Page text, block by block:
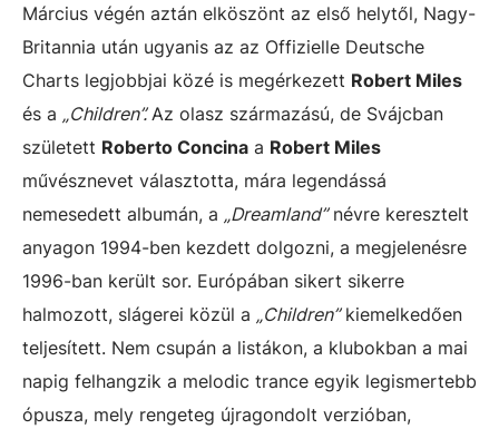
Március végén aztán elköszönt az első helytől, Nagy-
Britannia után ugyanis az az Offizielle Deutsche
Charts legjobbjai közé is megérkezett Robert Miles
és a „Children”. Az olasz származású, de Svájcban
született Roberto Concina a Robert Miles
művésznevet választotta, mára legendássá
nemesedett albumán, a „Dreamland”névre keresztelt
anyagon 1994-ben kezdett dolgozni, a megjelenésre
1996-ban került sor. Európában sikert sikerre
halmozott, slágerei közül a „Children”kiemelkedően
teljesített. Nem csupán a listákon, a klubokban a mai
napig felhangzik a melodic trance egyik legismertebb
ópusza, mely rengeteg újragondolt verzióban,